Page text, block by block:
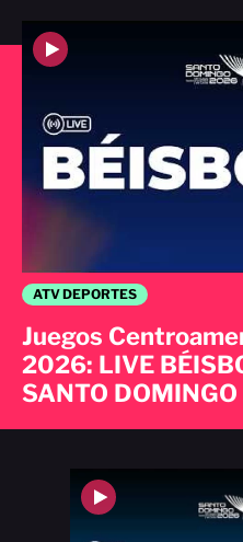
ATV DEPORTES
Juegos
2026: LIVE
SANTO